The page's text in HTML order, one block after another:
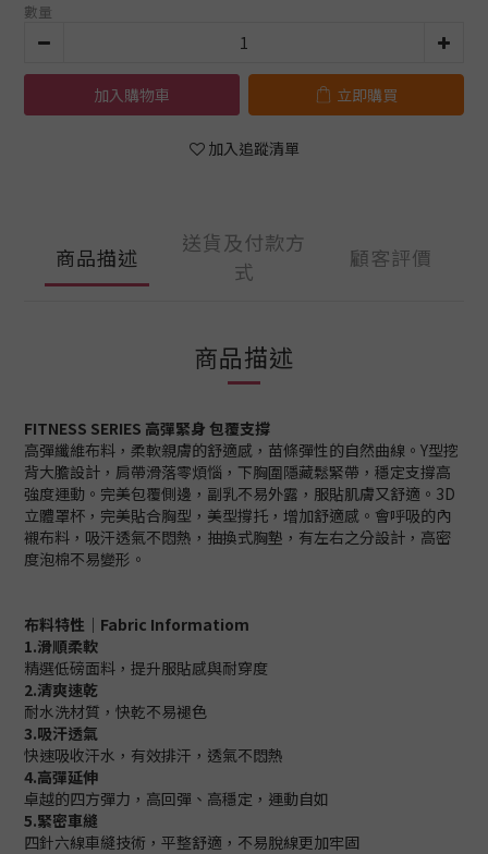
數量
加入購物車 立即購買
加入追蹤清單
商品描述
送貨及付款方
式
顧客評價
商品描述
FITNESS SERIES 高彈緊身 包覆支撐
高彈纖維布料，柔軟親膚的舒適感，苗條彈性的自然曲線。Y型挖
背大膽設計，肩帶滑落零煩惱，下胸圍隱藏鬆緊帶，穩定支撐高
強度運動。完美包覆側邊，副乳不易外露，服貼肌膚又舒適。3D
立體罩杯，完美貼合胸型，美型撐托，增加舒適感。會呼吸的內
襯布料，吸汗透氣不悶熱，抽換式胸墊，有左右之分設計，高密
度泡棉不易變形。
布料特性｜Fabric Informatiom
1.滑順柔軟
精選低磅面料，提升服貼感與耐穿度
2.清爽速乾
耐水洗材質，快乾不易褪色
3.吸汗透氣
快速吸收汗水，有效排汗，透氣不悶熱
4.高彈延伸
卓越的四方彈力，高回彈、高穩定，運動自如
5.緊密車縫
四針六線車縫技術，平整舒適，不易脫線更加牢固